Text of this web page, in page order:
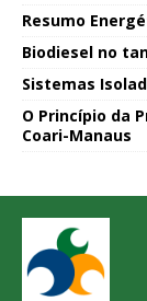
Resumo
Biodiesel no
Sistemas
O Princípio da
Coari-Manaus